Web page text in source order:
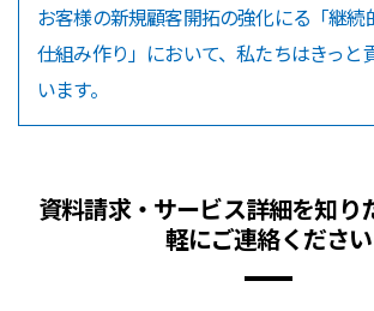
お客様の新規顧客開拓の強化にる「継続
仕組み作り」において、私たちはきっと
います。
資料請求・サービス詳細を知り
軽にご連絡ください